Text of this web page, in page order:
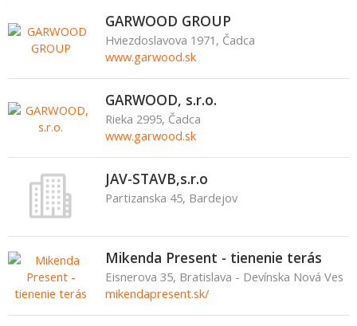
GARWOOD GROUP
Hviezdoslavova 1971, Čadca
www.garwood.sk
GARWOOD, s.r.o.
Rieka 2995, Čadca
www.garwood.sk
JAV-STAVB,s.r.o
Partizanska 45, Bardejov
Mikenda Present - tienenie terás
Eisnerova 35, Bratislava - Devínska Nová Ves
mikendapresent.sk/